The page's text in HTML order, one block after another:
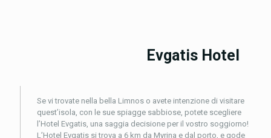
Evgatis Hotel
Se vi trovate nella bella Limnos o avete intenzione di visitare
quest’isola, con le sue spiagge sabbiose, potete scegliere
l’Hotel Evgatis, una saggia decisione per il vostro soggiorno!
L’Hotel Evgatis si trova a 6 km da Myrina e dal porto, e gode